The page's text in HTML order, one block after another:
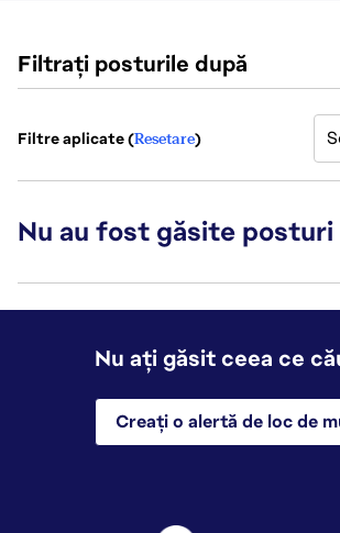
Filtrați posturile după
Filtre aplicate (Resetare)
Nu au fost găsite posturi
Nu ați găsit ceea ce
Creați o alertă de loc de